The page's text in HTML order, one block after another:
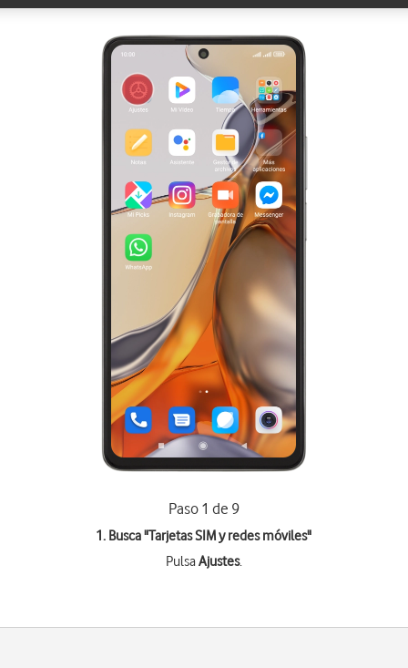
Paso 1 de 9
1. Busca "Tarjetas SIM y redes móviles"
PulsaAjustes.